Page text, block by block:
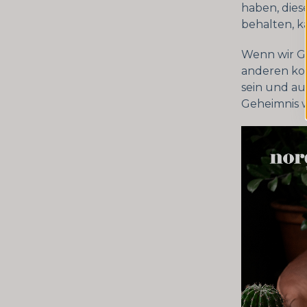
haben,
behalten,
Wenn wir
anderen
sein und
Geheimnis